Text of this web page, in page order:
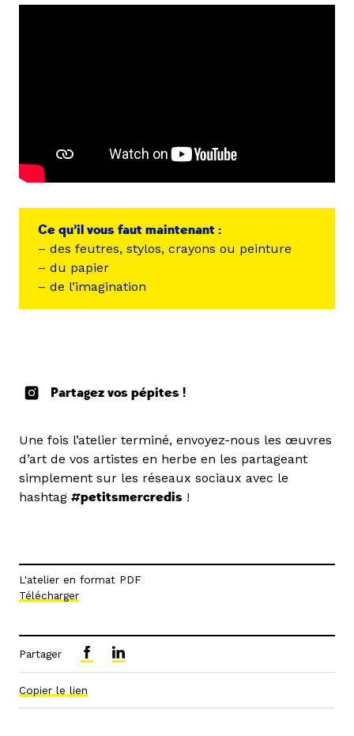
Ce qu’il vous faut maintenant :
– des feutres, stylos, crayons ou peinture
– du papier
– de l’imagination
Partagez vos pépites !
Une fois l’atelier terminé, envoyez-nous les œuvres
d’art de vos artistes en herbe en les partageant
simplement sur les réseaux sociaux avec le
hashtag #petitsmercredis !
L'atelier en format PDF
Télécharger
Partager
Copier le lien